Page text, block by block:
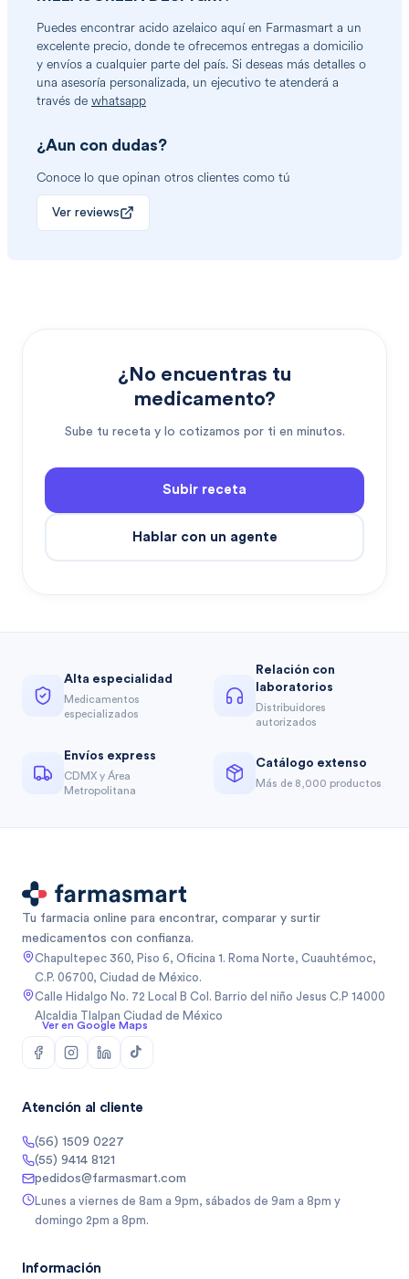
Puedes encontrar acido azelaico aquí en Farmasmart a un
excelente precio, donde te ofrecemos entregas a domicilio
y envíos a cualquier parte del país. Si deseas más detalles o
una asesoría personalizada, un ejecutivo te atenderá a
través de whatsapp
¿Aun con dudas?
Conoce lo que opinan otros clientes como tú
Ver reviews
¿No encuentras tu
medicamento?
Sube tu receta y lo cotizamos por ti en minutos.
Subir receta
Hablar con un agente
Alta especialidad
Medicamentos
especializados
Relación con
laboratorios
Distribuidores
autorizados
Envíos express
CDMX y Área
Metropolitana
Catálogo extenso
Más de 8,000 productos
Tu farmacia online para encontrar, comparar y surtir
medicamentos con confianza.
Chapultepec 360, Piso 6, Oficina 1. Roma Norte, Cuauhtémoc,
C.P. 06700, Ciudad de México.
Calle Hidalgo No. 72 Local B Col. Barrio del niño Jesus C.P 14000
Alcaldia Tlalpan Ciudad de México
Ver en Google Maps
Atención al cliente
(56) 1509 0227
(55) 9414 8121
pedidos@farmasmart.com
Lunes a viernes de 8am a 9pm, sábados de 9am a 8pm y
domingo 2pm a 8pm.
Información